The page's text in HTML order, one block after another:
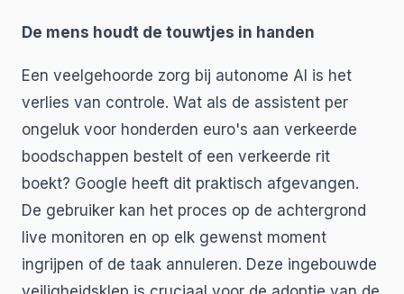
De mens houdt de touwtjes in handen
Een veelgehoorde zorg bij autonome AI is het
verlies van controle. Wat als de assistent per
ongeluk voor honderden euro's aan verkeerde
boodschappen bestelt of een verkeerde rit
boekt? Google heeft dit praktisch afgevangen.
De gebruiker kan het proces op de achtergrond
live monitoren en op elk gewenst moment
ingrijpen of de taak annuleren. Deze ingebouwde